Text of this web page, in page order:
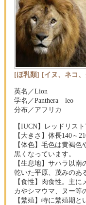
[ほ乳類] [イヌ、ネコ
英名／Lion
学名／Panthera leo
分布／アフリカ
【IUCN】レッドリス
【大きさ】体長140～
【体色】毛色は黄褐
黒くなっています。
【生息地】サハラ以
乾いた平原、茂みのあ
【食性】肉食性。主
カやシマウマ、ヌー
【繁殖】特に繁殖期